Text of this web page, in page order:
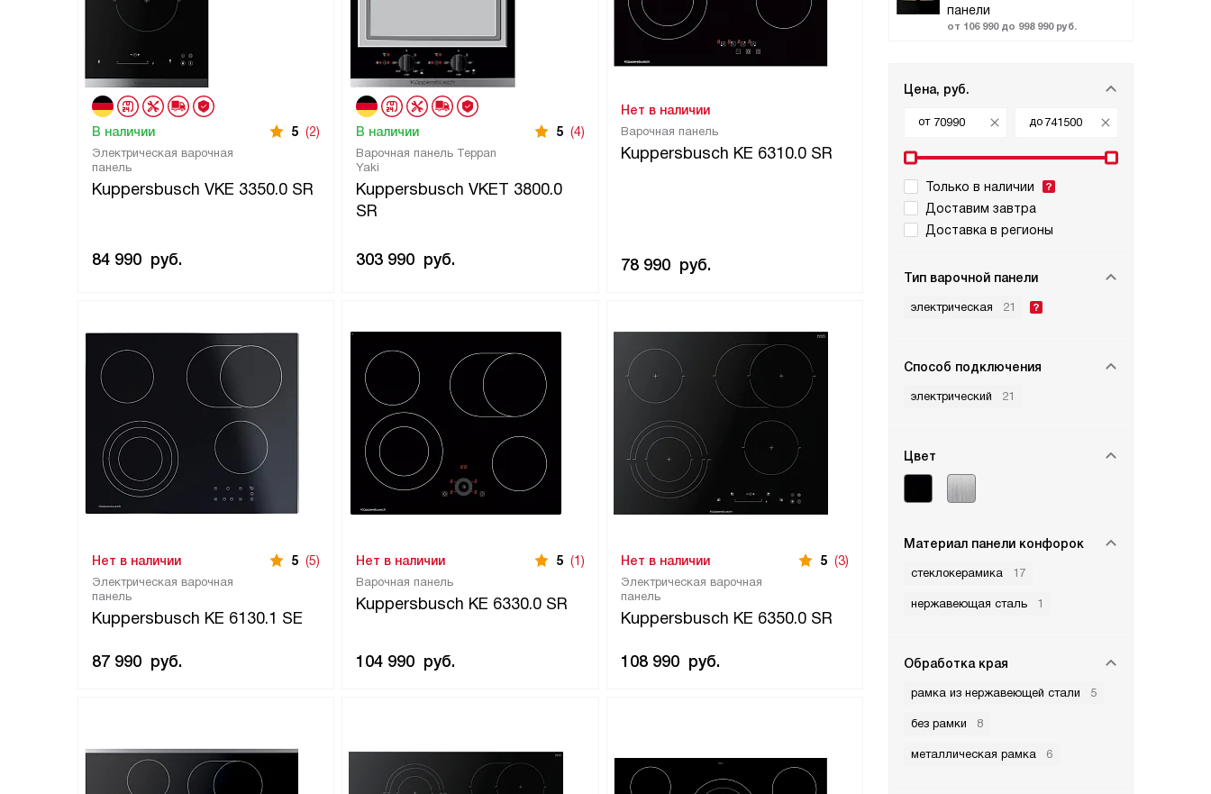
панели
от 106 990 до 998 990 руб.
Цена, руб.
от до
Только в наличии
Доставим завтра
Доставка в регионы
Тип варочной панели
электрическая 21
Способ подключения
электрический 21
Цвет
Материал панели конфорок
стеклокерамика 17
нержавеющая сталь 1
Обработка края
рамка из нержавеющей стали 5
без рамки 8
металлическая рамка 6
Электрическая варочная
панель
Kuppersbusch VKE 3350.0 SR
В наличии 5 (2)
84 990 руб.
Варочная панель Teppan
Yaki
Kuppersbusch VKET 3800.0
SR
В наличии 5 (4)
303 990 руб.
Варочная панель
Kuppersbusch KE 6310.0 SR
Нет в наличии
78 990 руб.
Электрическая варочная
панель
Kuppersbusch KE 6130.1 SE
Нет в наличии 5 (5)
87 990 руб.
Варочная панель
Kuppersbusch KE 6330.0 SR
Нет в наличии 5 (1)
104 990 руб.
Электрическая варочная
панель
Kuppersbusch KE 6350.0 SR
Нет в наличии 5 (3)
108 990 руб.